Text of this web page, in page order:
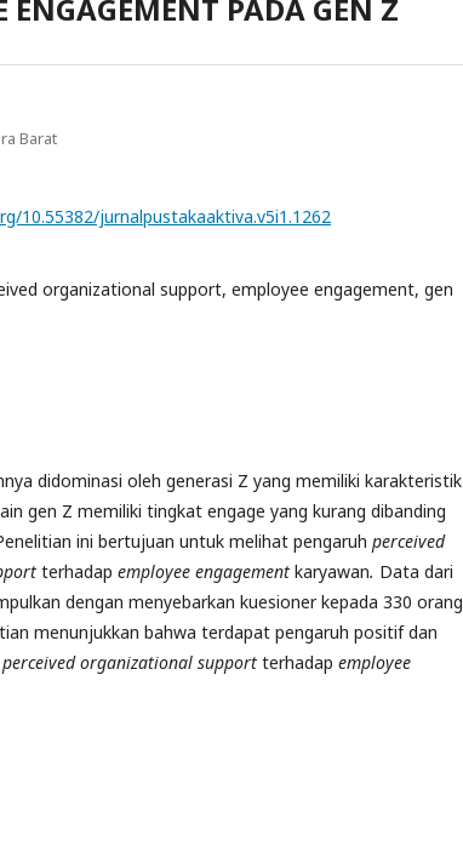
ENGAGEMENT PADA GEN Z
Barat
10.55382/jurnalpustakaaktiva.v5i1.1262
organizational support, employee engagement, gen
didominasi oleh generasi Z yang memiliki karakteristik
gen Z memiliki tingkat engage yang kurang dibanding
ini bertujuan untuk melihat pengaruh perceived
terhadap employee engagement karyawan. Data dari
dengan menyebarkan kuesioner kepada 330 orang
menunjukkan bahwa terdapat pengaruh positif dan
perceived organizational support terhadap employee